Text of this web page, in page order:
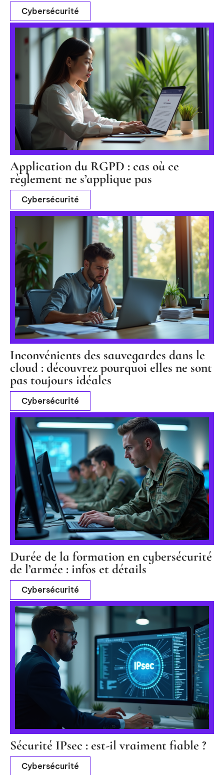
Cybersécurité
Application du RGPD : cas où ce
règlement ne s’applique pas
Cybersécurité
Inconvénients des sauvegardes dans le
cloud : découvrez pourquoi elles ne sont
pas toujours idéales
Cybersécurité
Durée de la formation en cybersécurité
de l’armée : infos et détails
Cybersécurité
Sécurité IPsec : est-il vraiment fiable ?
Cybersécurité